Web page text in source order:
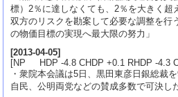
標）2％に達しなくても、2％を大きく超
双方のリスクを勘案して必要な調整を行
の物価目標の実現へ最大限の努力」
[2013-04-05]
[NP HDP -4.8 CHDP +0.1 RHDP -4.3
・衆院本会議は5日、黒田東彦日銀総裁
自民、公明両党などの賛成多数で可決し